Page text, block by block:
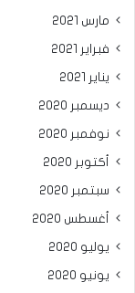
مارس 2021
فبراير 2021
يناير 2021
ديسمبر 2020
نوفمبر 2020
أكتوبر 2020
سبتمبر 2020
أغسطس 2020
يوليو 2020
يونيو 2020